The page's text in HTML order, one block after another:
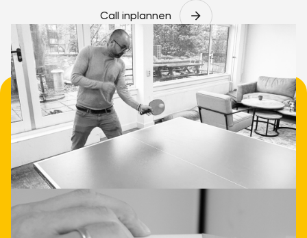
Call inplannen
• Nieuwsgierig geworden?
Data- en
applicatieintegratie hoeft
niet ingewikkeld te zijn.